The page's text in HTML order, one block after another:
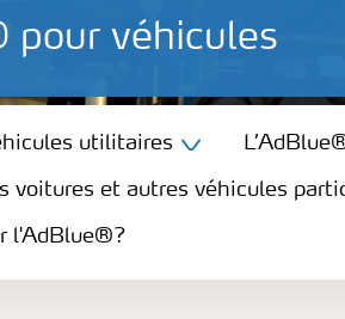
véhicules
utilitaires
utilitaires
voitures et autres véhicules
l'AdBlue®?